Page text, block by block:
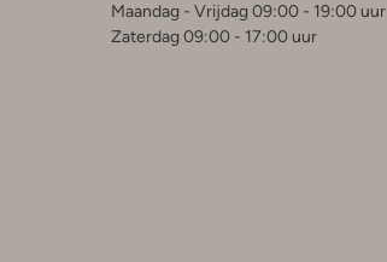
Maandag - Vrijdag 09:00 - 19:00 uur
Zaterdag 09:00 - 17:00 uur